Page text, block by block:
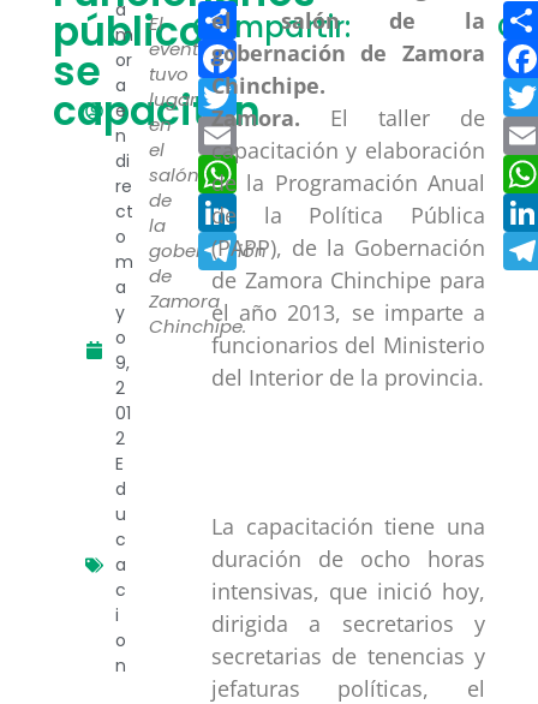
públicos
se
capacitan
a
m
or
a
e
n
di
re
ct
o
m
a
y
o
9,
2
01
2
E
d
u
c
a
c
i
o
n
El
evento
tuvo
lugar
en
el
salón
de
la
gobernación
de
Zamora
Chinchipe.
Compartir:
Compartir
Facebook
Twitter
Email
WhatsApp
LinkedIn
Telegram
Zamora. El taller de
capacitación y elaboración
de la Programación Anual
de la Política Pública
(PAPP), de la Gobernación
de Zamora Chinchipe para
el año 2013, se imparte a
funcionarios del Ministerio
del Interior de la provincia.
La capacitación tiene una
duración de ocho horas
intensivas, que inició hoy,
dirigida a secretarios y
secretarias de tenencias y
jefaturas políticas, el